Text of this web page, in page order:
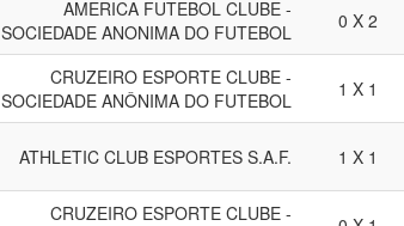
AMERICA FUTEBOL CLUBE -
SOCIEDADE ANONIMA DO FUTEBOL
0 X 2
CRUZEIRO ESPORTE CLUBE -
SOCIEDADE ANÔNIMA DO FUTEBOL
1 X 1
ATHLETIC CLUB ESPORTES S.A.F. 1 X 1
CRUZEIRO ESPORTE CLUBE -